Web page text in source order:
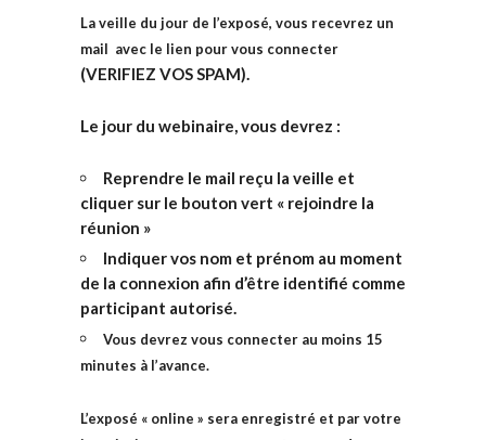
La veille du jour de l’exposé, vous recevrez un
mail avec le lien pour vous connecter
(VERIFIEZ VOS SPAM).
Le jour du webinaire, vous devrez :
Reprendre le mail reçu la veille et
cliquer sur le bouton vert « rejoindre la
réunion »
Indiquer vos nom et prénom au moment
de la connexion afin d’être identifié comme
participant autorisé.
Vous devrez vous connecter au moins 15
minutes à l’avance.
L’exposé « online » sera enregistré et par votre